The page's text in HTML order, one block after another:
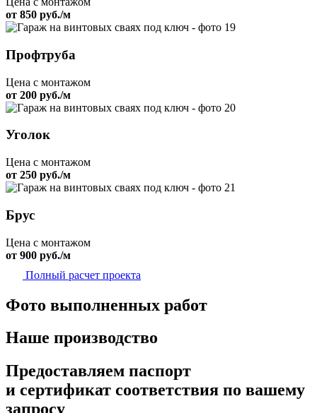
от 850 руб./м
Профтруба
Цена с монтажом
от 200 руб./м
Уголок
Цена с монтажом
от 250 руб./м
Брус
Цена с монтажом
от 900 руб./м
Полный расчет проекта
Фото выполненных работ
Наше производство
Предоставляем паспорт
и сертификат соответствия по вашему
запросу